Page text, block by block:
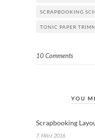
SCRAPBOOKING
TONIC PAPER
10 Comments
YOU
Scrapbooking
7. März 2016